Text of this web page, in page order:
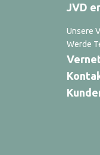
JVD
Unsere
Werde